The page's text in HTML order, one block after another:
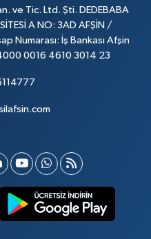
ve Tic. Ltd. Şti. DEDEBABA
A NO: 3AD AFŞİN /
Numarası: İş Bankası Afşin
0016 4610 3014 23